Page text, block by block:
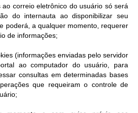
correio eletrônico do usuário só será
do internauta ao disponibilizar seu
poderá, a qualquer momento, requerer
de informações;
(informações enviadas pelo servidor
ao computador do usuário, para
consultas em determinadas bases
que requeiram o controle de